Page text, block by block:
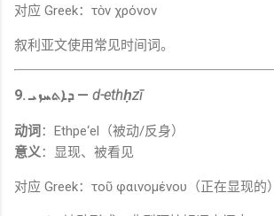
对应 Greek：τὸν χρόνον
叙利亚文使用常见时间词。
9. ܕܐܬܚܙܝ — d-ethḥzī
动词 ：Ethpe‘el（被动/反身）
意义：显现、被看见
对应 Greek：τοῦ φαινομένου（正在显现的）